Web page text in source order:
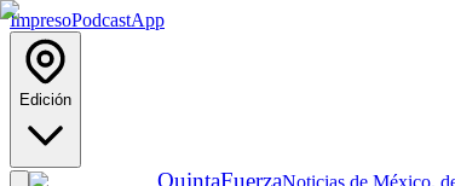
ImpresoPodcastApp
Edición
QuintaFuerzaNoticias de México,